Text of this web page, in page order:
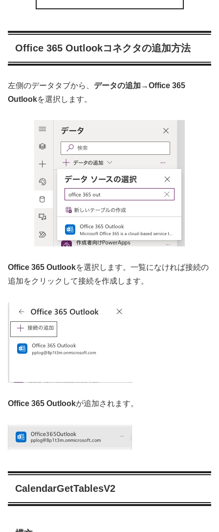
Office 365 Outlookコネクタの追加方法
左側のデータタブから、 データの追加 →Office 365
Outlookを選択します。
Office 365 Outlookを選択します。一覧になければ接続の
追加をクリックして接続を作成します。
Office 365 Outlookが追加されます。
CalendarGetTablesV2